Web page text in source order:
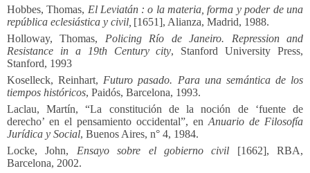
Hobbes, Thomas, El Leviatán : o la materia, forma y poder de una
república eclesiástica y civil [1651], Alianza, Madrid, 1988.
Holloway, Thomas, Policing Río de Janeiro. Repression and
Resistance in a 19th Century city, Stanford University Press,
Stanford, 1993
Koselleck, Reinhart, Futuro pasado. Para una semántica de los
tiempos históricos, Paidós, Barcelona, 1993.
Laclau, Martín, “La constitución de la noción de ‘fuente de
derecho’ en el pensamiento occidental”, en Anuario de Filosofía
Jurídica y Social, Buenos Aires, n° 4, 1984.
Locke, John, Ensayo sobre el gobierno civil [1662], RBA,
Barcelona, 2002.